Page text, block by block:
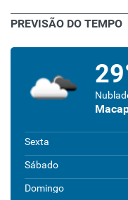
PREVISÃO DO TEMPO
Sexta
Sábado
Domingo